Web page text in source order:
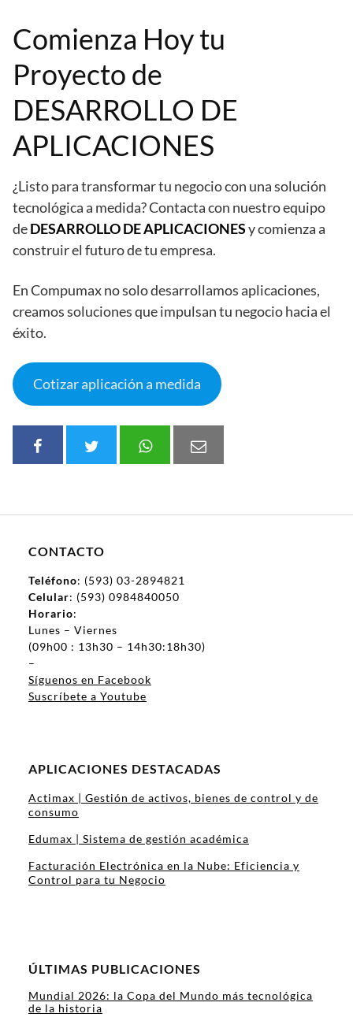
Comienza Hoy tu
Proyecto de
DESARROLLO DE
APLICACIONES
¿Listo para transformar tu negocio con una solución
tecnológica a medida? Contacta con nuestro equipo
deDESARROLLO DE APLICACIONESy comienza a
construir el futuro de tu empresa.
En Compumax no solo desarrollamos aplicaciones,
creamos soluciones que impulsan tu negocio hacia el
éxito.
Cotizar aplicación a medida
CONTACTO
Teléfono: (593) 03-2894821
Celular: (593) 0984840050
Horario:
Lunes – Viernes
(09h00 : 13h30 – 14h30:18h30)
–
Síguenos en Facebook
Suscríbete a Youtube
APLICACIONES DESTACADAS
Actimax | Gestión de activos, bienes de control y de
consumo
Edumax | Sistema de gestión académica
Facturación Electrónica en la Nube: Eficiencia y
Control para tu Negocio
ÚLTIMAS PUBLICACIONES
Mundial 2026: la Copa del Mundo más tecnológica
de la historia